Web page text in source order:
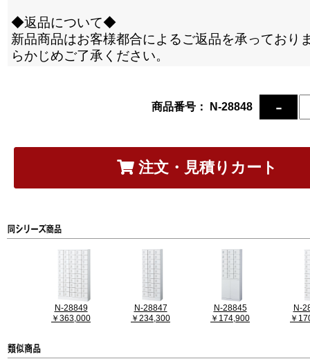
◆返品について◆
新品商品はお客様都合によるご返品を承っており
らかじめご了承ください。
商品番号： N-28848
注文・見積りカート
N-28849
￥363,000
N-28847
￥234,300
N-28845
￥174,900
N-
￥